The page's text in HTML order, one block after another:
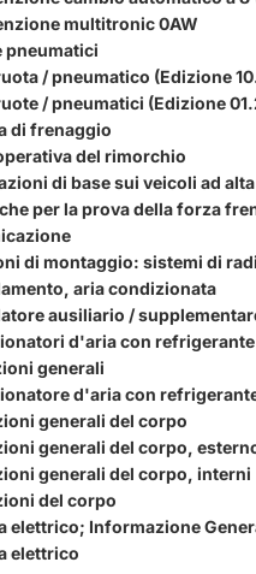
multitronic 0AW
pneumatici
/ pneumatico (Edizione
/ pneumatici (Edizione
di frenaggio
del rimorchio
di base sui veicoli ad
per la prova della forza
di montaggio: sistemi di
aria condizionata
ausiliario /
d'aria con refrigerante
generali
d'aria con
generali del corpo
generali del corpo,
generali del corpo, interni
del corpo
elettrico; Informazione
elettrico